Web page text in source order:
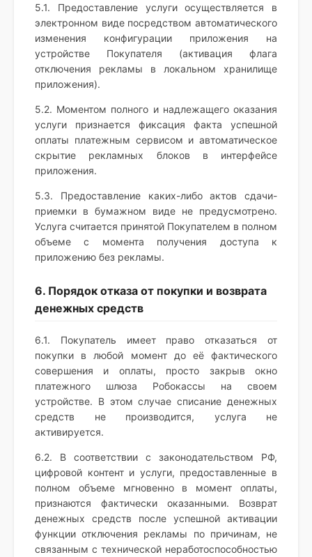
5.1. Предоставление услуги осуществляется в
электронном виде посредством автоматического
изменения конфигурации приложения на
устройстве Покупателя (активация флага
отключения рекламы в локальном хранилище
приложения).
5.2. Моментом полного и надлежащего оказания
услуги признается фиксация факта успешной
оплаты платежным сервисом и автоматическое
скрытие рекламных блоков в интерфейсе
приложения.
5.3. Предоставление каких-либо актов сдачи-
приемки в бумажном виде не предусмотрено.
Услуга считается принятой Покупателем в полном
объеме с момента получения доступа к
приложению без рекламы.
6. Порядок отказа от покупки и возврата
денежных средств
6.1. Покупатель имеет право отказаться от
покупки в любой момент до её фактического
совершения и оплаты, просто закрыв окно
платежного шлюза Робокассы на своем
устройстве. В этом случае списание денежных
средств не производится, услуга не
активируется.
6.2. В соответствии с законодательством РФ,
цифровой контент и услуги, предоставленные в
полном объеме мгновенно в момент оплаты,
признаются фактически оказанными. Возврат
денежных средств после успешной активации
функции отключения рекламы по причинам, не
связанным с технической неработоспособностью